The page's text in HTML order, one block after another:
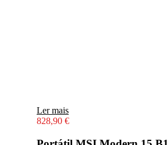
Ler mais
828,90 €